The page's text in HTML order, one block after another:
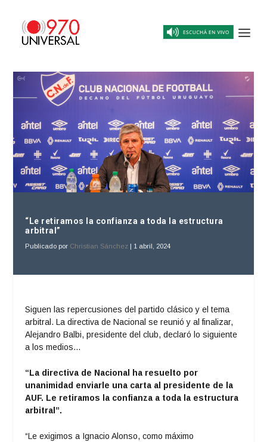
“Le retiramos la confianza a toda la estructura
arbitral”
Publicado por Christian Sánchez | 1 abril, 2024
Siguen las repercusiones del partido clásico y el tema
arbitral. La directiva de Nacional se reunió y al finalizar,
Alejandro Balbi, presidente del club, declaró lo siguiente
a los medios…
“La directiva de Nacional ha resuelto por
unanimidad enviarle una carta al presidente de la
AUF. Le retiramos la confianza a toda la estructura
arbitral”.
“Le exigimos a Ignacio Alonso, como máximo